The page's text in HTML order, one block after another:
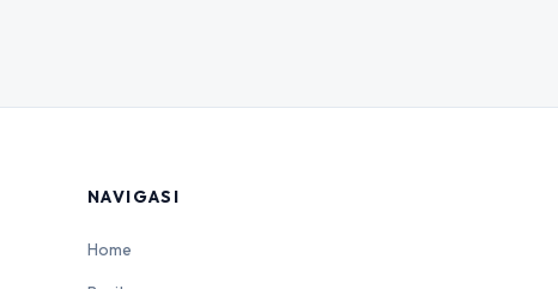
NAVIGASI
Home